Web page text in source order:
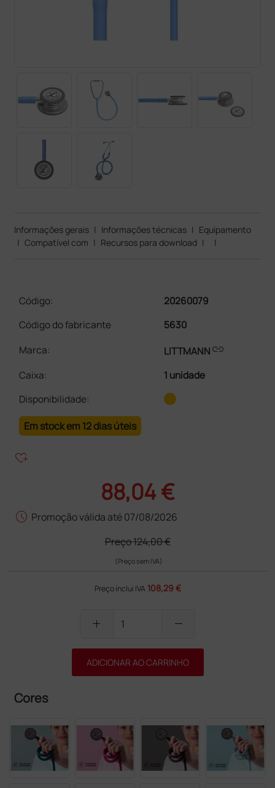
Informações gerais | Informações técnicas | Equipamento
| Compatível com | Recursos para download | |
Código:
20260079
Código do fabricante
5630
Marca:
LITTMANNlink
Caixa:
1 unidade
Disponibilidade:
Em stock em 12 dias úteis
heart_plus
88,04 €
schedule Promoção válida até 07/08/2026
Preço124,00 €
(Preço sem IVA)
Preço inclui IVA 108,29 €
add remove
ADICIONAR AO CARRINHO
Cores